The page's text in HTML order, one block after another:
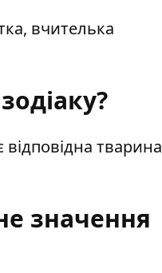
вчителька
тварина
значення